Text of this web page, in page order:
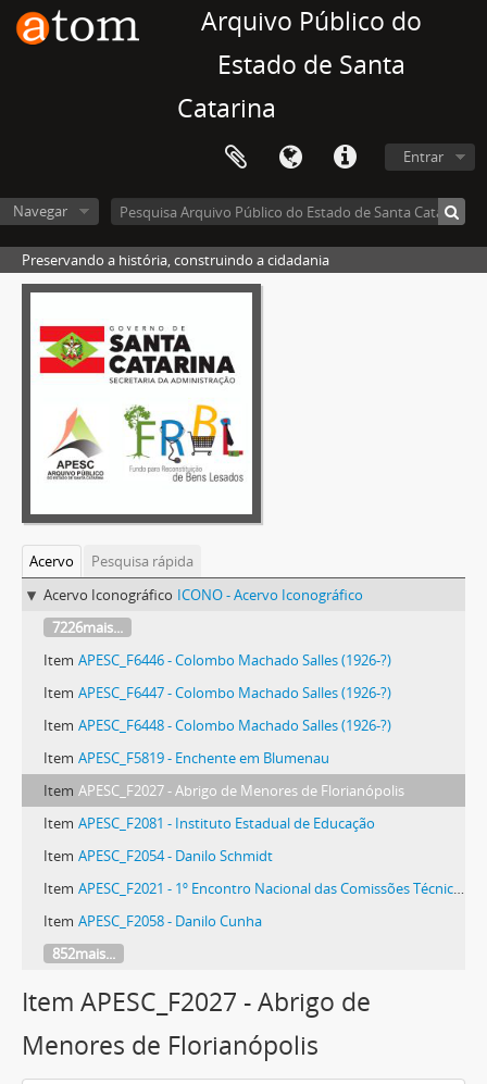
Arquivo Público do
Estado de Santa
Catarina
Entrar
Navegar
Preservando a história, construindo a cidadania
Acervo
Pesquisa rápida
Acervo Iconográfico ICONO - Acervo Iconográfico
7226mais...
Item APESC_F6446 - Colombo Machado Salles (1926-?)
Item APESC_F6447 - Colombo Machado Salles (1926-?)
Item APESC_F6448 - Colombo Machado Salles (1926-?)
Item APESC_F5819 - Enchente em Blumenau
Item APESC_F2027 - Abrigo de Menores de Florianópolis
Item APESC_F2081 - Instituto Estadual de Educação
Item APESC_F2054 - Danilo Schmidt
Item APESC_F2021 - 1º Encontro Nacional das Comissões Técnicas da Confederação Brasileira de Apicultura
Item APESC_F2058 - Danilo Cunha
852mais...
Item APESC_F2027 - Abrigo de
Menores de Florianópolis